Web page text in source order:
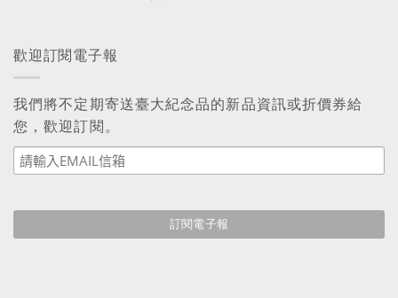
歡迎訂閱電子報
我們將不定期寄送臺大紀念品的新品資訊或折價券給
您，歡迎訂閱。